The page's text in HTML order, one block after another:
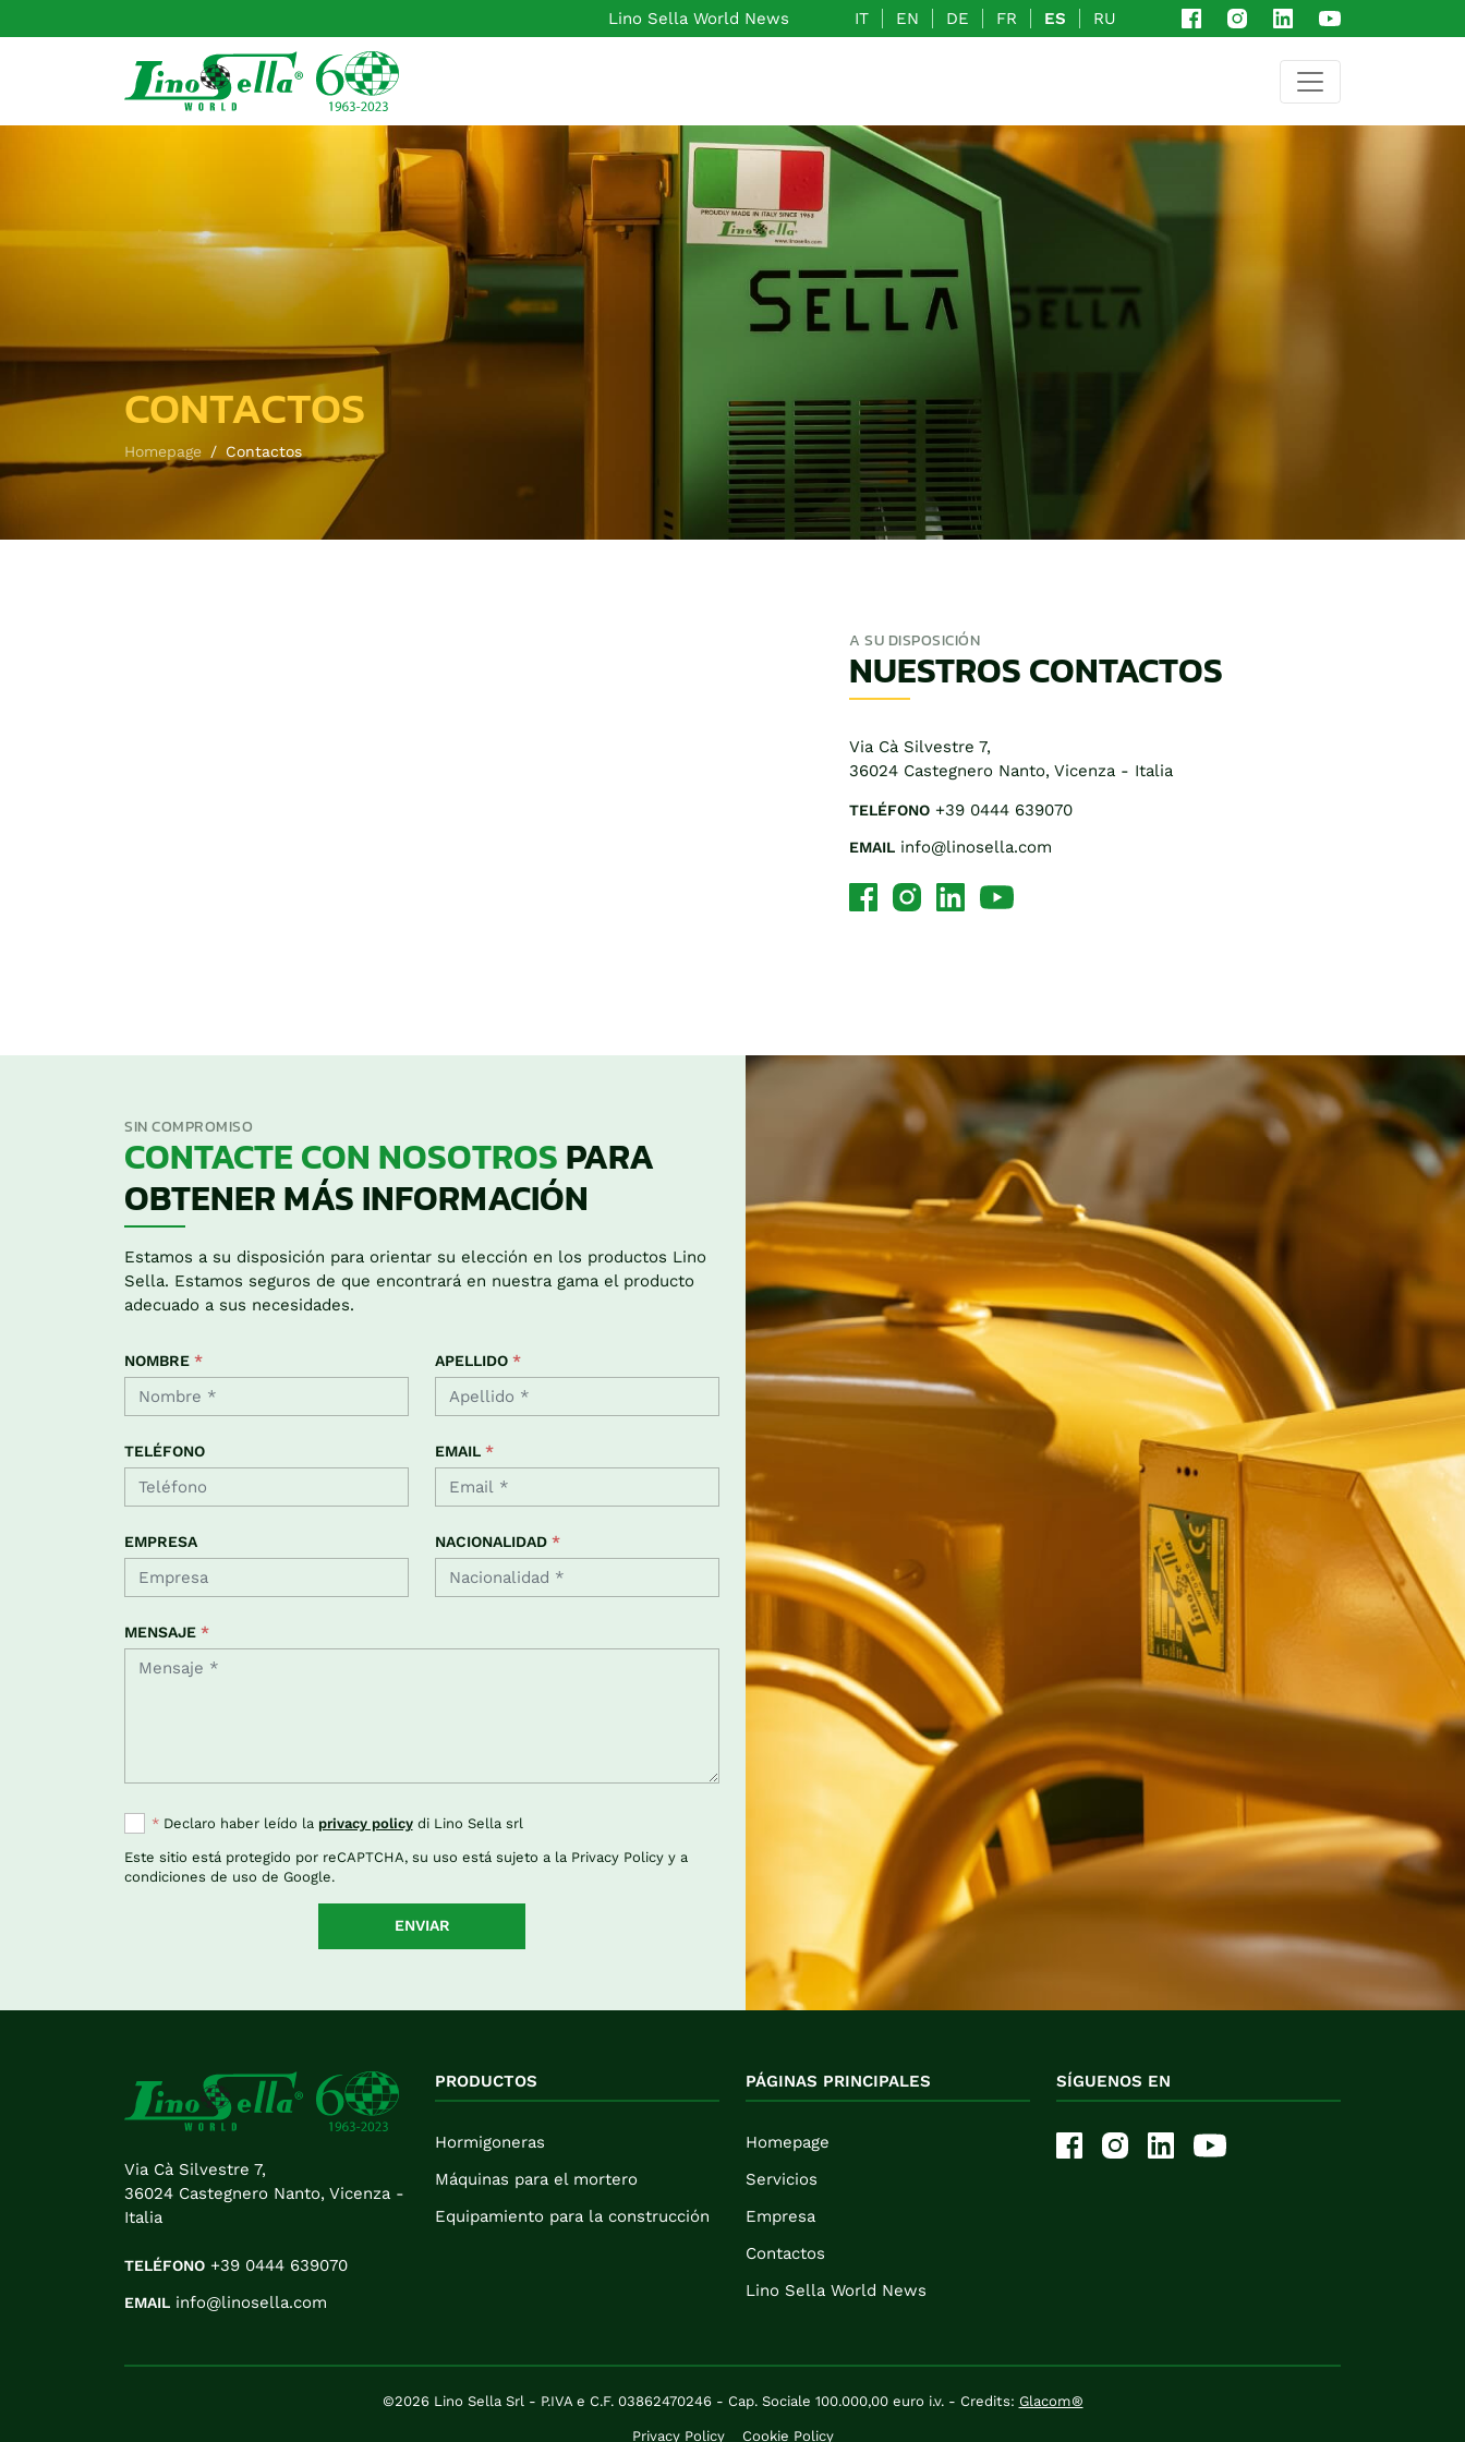
Lino Sella World News IT EN DE FR ES RU
CONTACTOS
Homepage Contactos
A SU DISPOSICIÓN
NUESTROS CONTACTOS
Via Cà Silvestre 7,
36024 Castegnero Nanto, Vicenza - Italia
TELÉFONO +39 0444 639070
EMAIL info@linosella.com
SIN COMPROMISO
CONTACTE CON NOSOTROSPARA
OBTENER MÁS INFORMACIÓN
Estamos a su disposición para orientar su elección en los productos Lino
Sella. Estamos seguros de que encontrará en nuestra gama el producto
adecuado a sus necesidades.
NOMBRE * APELLIDO *
TELÉFONO EMAIL *
EMPRESA NACIONALIDAD *
MENSAJE *
*Declaro haber leído la privacy policydi Lino Sella srl
Este sitio está protegido por reCAPTCHA, su uso está sujeto a la Privacy Policy y a
condiciones de uso de Google.
ENVIAR
Via Cà Silvestre 7,
36024 Castegnero Nanto, Vicenza -
Italia
TELÉFONO +39 0444 639070
EMAIL info@linosella.com
PRODUCTOS
Hormigoneras
Máquinas para el mortero
Equipamiento para la construcción
PÁGINAS PRINCIPALES
Homepage
Servicios
Empresa
Contactos
Lino Sella World News
SÍGUENOS EN
©2026 Lino Sella Srl - P.IVA e C.F. 03862470246 - Cap. Sociale 100.000,00 euro i.v. - Credits: Glacom®
Privacy Policy Cookie Policy